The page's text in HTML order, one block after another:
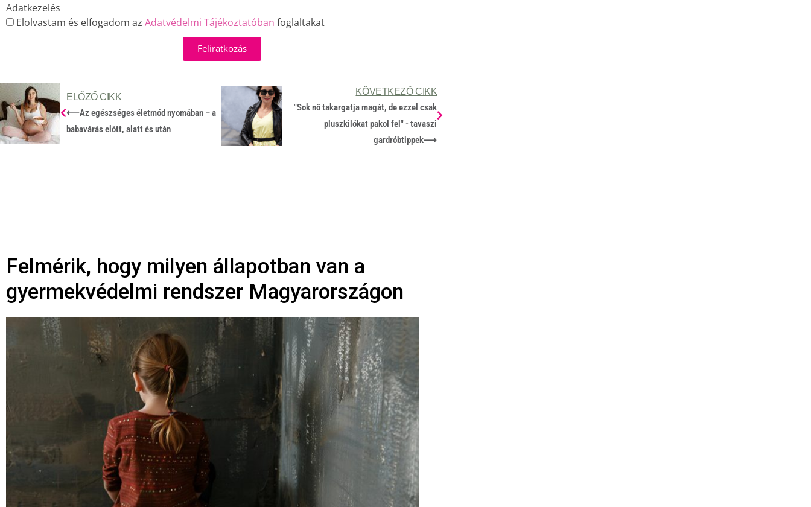
Adatkezelés
Elolvastam és elfogadom az Adatvédelmi Tájékoztatóban foglaltakat
Feliratkozás
ELŐZŐ CIKK
⟵Az egészséges életmód nyomában – a
babavárás előtt, alatt és után
KÖVETKEZŐ CIKK
"Sok nő takargatja magát, de ezzel csak
pluszkilókat pakol fel" - tavaszi
gardróbtippek⟶
Felmérik, hogy milyen állapotban van a
gyermekvédelmi rendszer Magyarországon